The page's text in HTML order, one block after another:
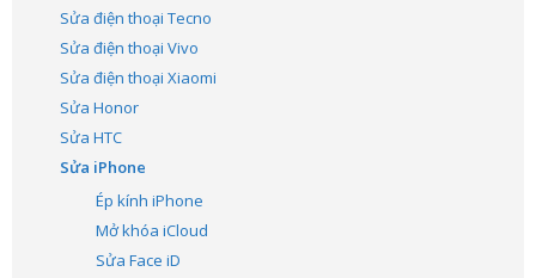
Sửa điện thoại Tecno
Sửa điện thoại Vivo
Sửa điện thoại Xiaomi
Sửa Honor
Sửa HTC
Sửa iPhone
Ép kính iPhone
Mở khóa iCloud
Sửa Face iD